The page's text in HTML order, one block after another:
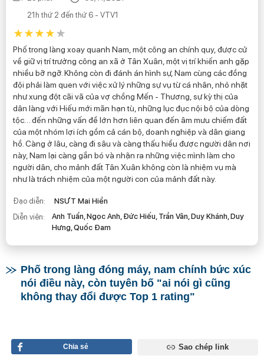
21h thứ 2 đến thứ 6 - VTV1
Phố trong làng xoay quanh Nam, một công an chính quy, được cử
về giữ vị trí trưởng công an xã ở Tân Xuân, một vị trí khiến anh gặp
nhiều bỡ ngỡ. Không còn đi đánh án hình sự, Nam cùng các đồng
đội phải làm quen với việc xử lý những sự vụ từ cá nhân, nhỏ nhặt
như xung đột cãi vã của vợ chồng Mến - Thương, sự kỳ thị của
dân làng với Hiếu mới mãn hạn tù, những lục đục nội bộ của dòng
tộc… đến những vấn đề lớn hơn liên quan đến âm mưu chiếm đất
của một nhóm lợi ích gồm cả cán bộ, doanh nghiệp và dân giang
hồ. Càng ở lâu, càng đi sâu và càng thấu hiểu được người dân nơi
này, Nam lại càng gắn bó và nhận ra những việc mình làm cho
người dân, cho mảnh đất Tân Xuân không còn là nhiệm vụ mà
như là trách nhiệm của một người con của mảnh đất này.
Đạo diễn:
NSƯT Mai Hiền
Diễn viên:
Anh Tuấn, Ngọc Anh, Đức Hiếu, Trần Vân, Duy Khánh, Duy
Hưng, Quốc Đam
Phố trong làng đóng máy, nam chính bức xúc
nói điều này, còn tuyên bố "ai nói gì cũng
không thay đổi được Top 1 rating"
Chia sẻ Sao chép link